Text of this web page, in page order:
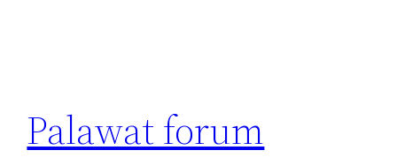
Palawat forum